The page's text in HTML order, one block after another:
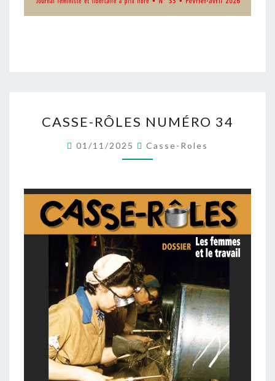
RÔLES
NUMÉRO
34
CASSE-RÔLES NUMÉRO 34
01/11/2025 Casse-Roles